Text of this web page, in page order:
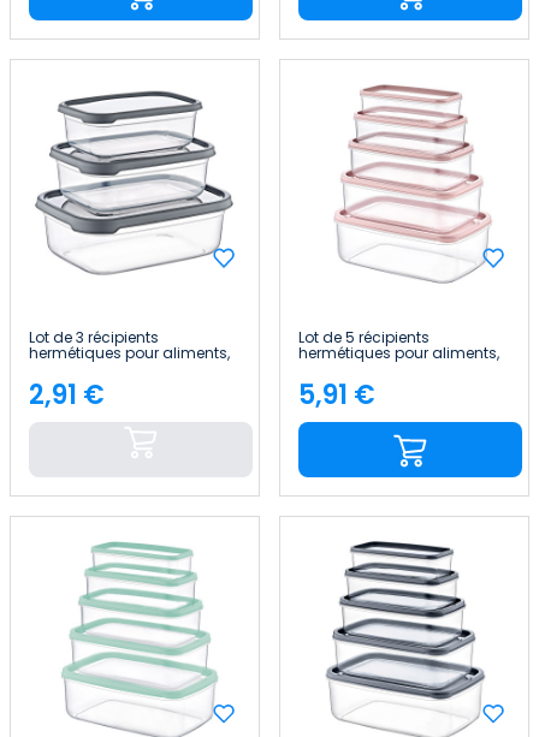
Lot de 3 récipients
hermétiques pour aliments,
de forme rectangulaire
7house
Price
2,91 €
Lot de 5 récipients
hermétiques pour aliments,
de forme rectangulaire
7house
Price
5,91 €